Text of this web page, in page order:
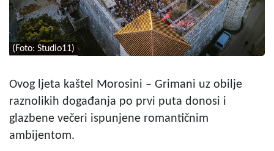
(Foto: Studio11)
Ovog ljeta kaštel Morosini – Grimani uz obilje
raznolikih događanja po prvi puta donosi i
glazbene večeri ispunjene romantičnim
ambijentom.